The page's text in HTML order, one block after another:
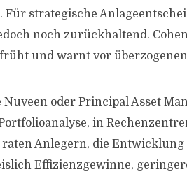
Für strategische
noch zurückhaltend.
und warnt vor
oder Principal Asset
in
Anlegern, die Entwicklung
Effizienzgewinne,